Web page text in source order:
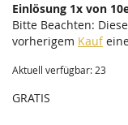
Einlösung 1x von
Bitte Beachten:
vorherigem Kauf
Aktuell verfügbar: 23
GRATIS